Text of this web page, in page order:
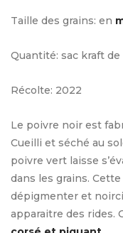
50,00 €.
Taille des grains: en
Quantité: sac kraft de
Récolte: 2022
Le poivre noir est
Cueilli et séché au
poivre vert laisse
dans les grains.
dépigmenter et
apparaitre des rides.